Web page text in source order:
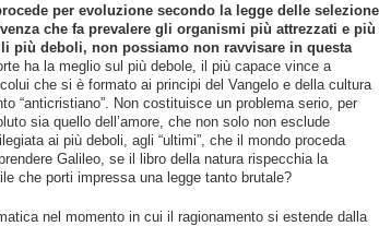
per evoluzione secondo la legge delle selezione
che fa prevalere gli organismi più attrezzati e più
più deboli, non possiamo non ravvisare in questa
ha la meglio sul più debole, il più capace vince a
che si è formato ai principi del Vangelo e della cultura
“anticristiano”. Non costituisce un problema serio, per
sia quello dell’amore, che non solo non esclude
ai più deboli, agli “ultimi”, che il mondo proceda
Galileo, se il libro della natura rispecchia la
che porti impressa una legge tanto brutale?
nel momento in cui il ragionamento si estende dalla